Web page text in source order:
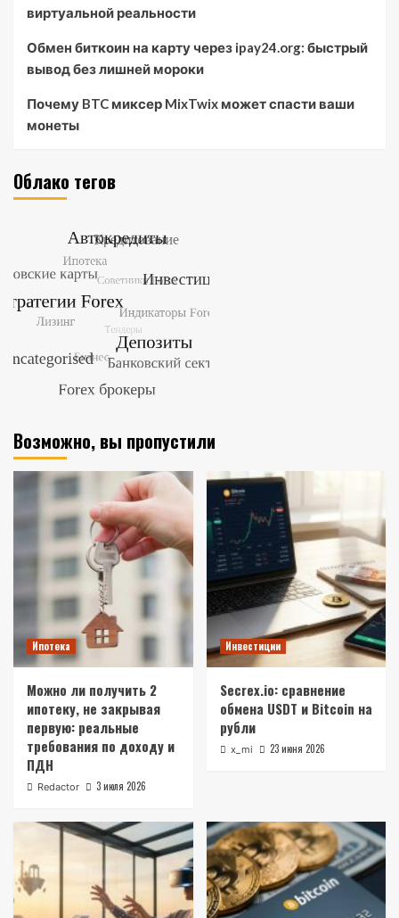
виртуальной реальности
Обмен биткоин на карту через ipay24.org: быстрый
вывод без лишней мороки
Почему BTC миксер MixTwix может спасти ваши
монеты
Облако тегов
Возможно, вы пропустили
Ипотека
Можно ли получить 2
ипотеку, не закрывая
первую: реальные
требования по доходу и
ПДН
Redactor 3 июля 2026
Инвестиции
Secrex.io: сравнение
обмена USDT и Bitcoin на
рубли
x_mi 23 июня 2026